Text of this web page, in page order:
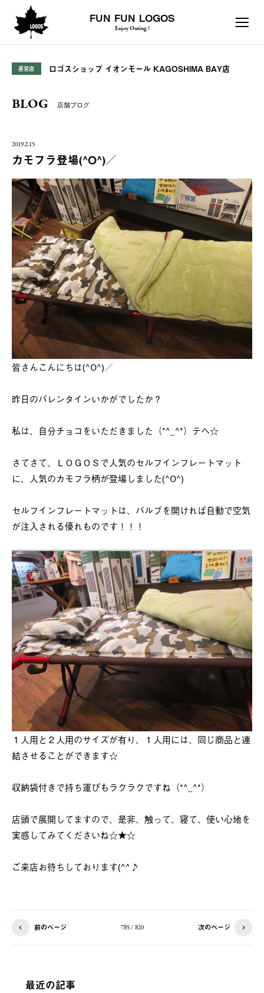
FUN FUN LOGOS
Enjoy Outing !
直営店 ロゴスショップ イオンモール KAGOSHIMA BAY店
BLOG 店舗ブログ
2019.2.15
カモフラ登場(^O^)／
皆さんこんにちは(^O^)／
昨日のバレンタインいかがでしたか？
私は、自分チョコをいただきました（*^_^*）テヘ☆
さてさて、ＬＯＧＯＳで人気のセルフインフレートマット
に、人気のカモフラ柄が登場しました(^O^)
セルフインフレートマットは、バルブを開ければ自動で空気
が注入される優れものです！！！
１人用と２人用のサイズが有り、１人用には、同じ商品と連
結させることができます☆
収納袋付きで持ち運びもラクラクですね（*^_^*）
店頭で展開してますので、是非、触って、寝て、使い心地を
実感してみてくださいね☆★☆
ご来店お待ちしております(^^♪
前のページ 785 / 820 次のページ
最近の記事